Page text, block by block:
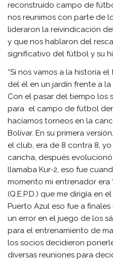
reconstruido campo de
nos reunimos con parte de
lideraron la reivindicación
y que nos hablaron del
significativo del fútbol y su
“Si nos vamos a la historia
del él en un jardín frente a la
Con el pasar del tiempo los
para el campo de fútbol
hacíamos torneos en la
Bolívar. En su primera
el club, era de 8 contra 8,
cancha, después
llamaba Kur-2, eso fue
momento mi entrenador era
(Q.E.P.D.) que me dirigía en
Puerto Azul eso fue a
un error en el juego de los
para el entrenamiento de
los socios decidieron
diversas reuniones para